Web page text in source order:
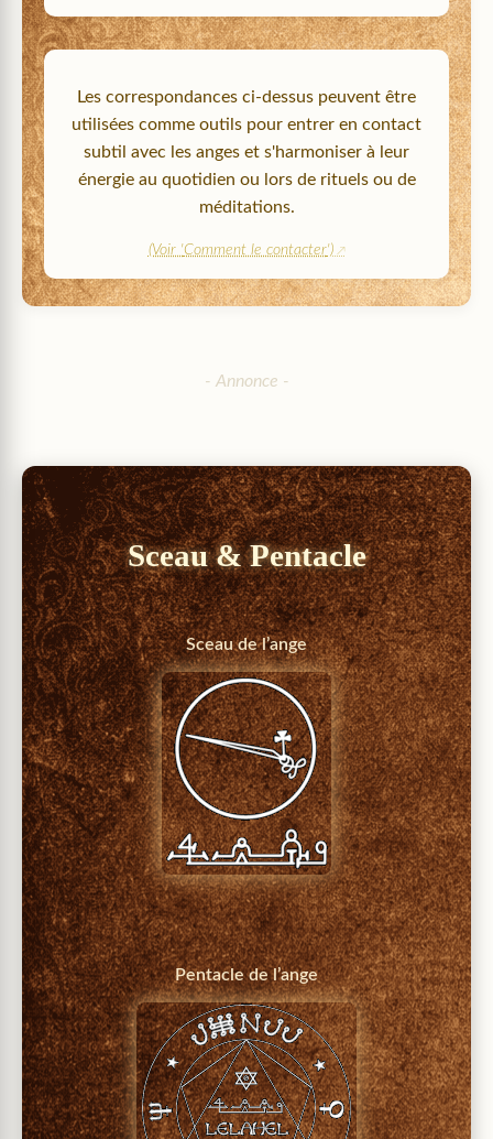
Les correspondances ci-dessus peuvent être
utilisées comme outils pour entrer en contact
subtil avec les anges et s'harmoniser à leur
énergie au quotidien ou lors de rituels ou de
méditations.
(Voir 'Comment le contacter')
Sceau & Pentacle
Sceau de l’ange
Pentacle de l’ange